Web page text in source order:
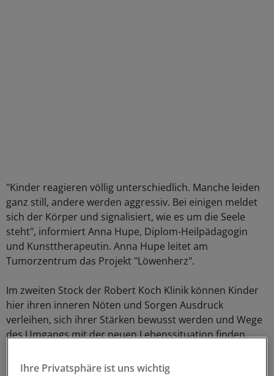
"Kinder reagieren völlig unterschiedlich. Manche leiden
ganz still, andere werden aggressiv. Bei einigen meldet
sich der Körper und signalisiert, wie es um die Seele
steht", informiert Anna Hupe, Diplom-Heilpädagogin
und Kunsttherapeutin. Anna Hupe leitet am
Tumorzentrum das Projekt "Löwenherz".
Im zweiten Stock der Robert Koch Klinik können Kinder
hier ihren inneren Nöten und Sorgen Ausdruck
verleihen, sich ihrer Stärken bewusst werden und Wege
des Umgangs mit der neuen Lebenssituation finden.
Das Angebot für betroffene Familien ist kostenlos.
Ihre Privatsphäre ist uns wichtig